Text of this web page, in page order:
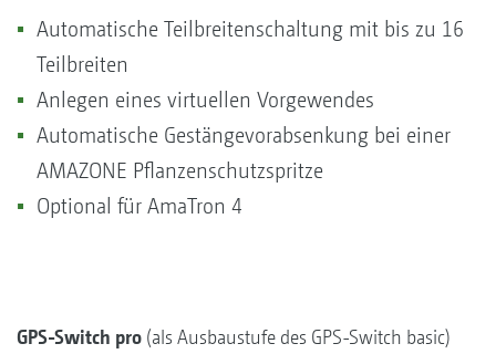
Automatische Teilbreitenschaltung mit bis zu 16
Teilbreiten
Anlegen eines virtuellen Vorgewendes
Automatische Gestängevorabsenkung bei einer
AMAZONE Pflanzenschutzspritze
Optional für AmaTron 4
GPS-Switch pro (als Ausbaustufe des GPS-Switch basic)